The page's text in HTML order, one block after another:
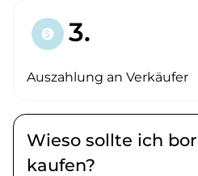
paid 3.
Auszahlung an Verkäufer
Wieso sollte ich
kaufen?